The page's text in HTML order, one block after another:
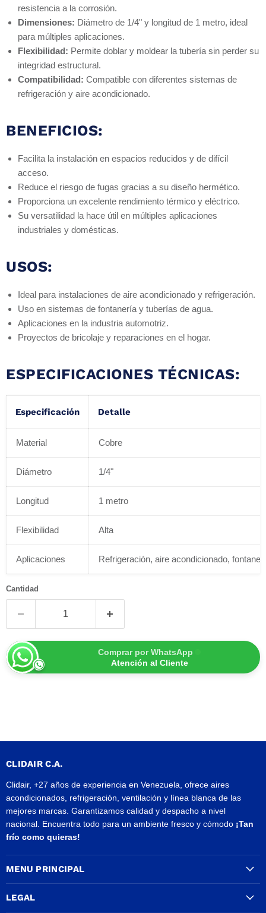
resistencia a la corrosión.
Dimensiones: Diámetro de 1/4" y longitud de 1 metro, ideal
para múltiples aplicaciones.
Flexibilidad: Permite doblar y moldear la tubería sin perder su
integridad estructural.
Compatibilidad: Compatible con diferentes sistemas de
refrigeración y aire acondicionado.
BENEFICIOS:
Facilita la instalación en espacios reducidos y de difícil
acceso.
Reduce el riesgo de fugas gracias a su diseño hermético.
Proporciona un excelente rendimiento térmico y eléctrico.
Su versatilidad la hace útil en múltiples aplicaciones
industriales y domésticas.
USOS:
Ideal para instalaciones de aire acondicionado y refrigeración.
Uso en sistemas de fontanería y tuberías de agua.
Aplicaciones en la industria automotriz.
Proyectos de bricolaje y reparaciones en el hogar.
ESPECIFICACIONES TÉCNICAS:
Especificación Detalle
Material Cobre
Diámetro 1/4"
Longitud 1 metro
Flexibilidad Alta
Aplicaciones Refrigeración, aire acondicionado,
Cantidad
Comprar por WhatsApp
Atención al Cliente
CLIDAIR C.A.
Clidair, +27 años de experiencia en Venezuela, ofrece aires
acondicionados, refrigeración, ventilación y línea blanca de las
mejores marcas. Garantizamos calidad y despacho a nivel
nacional. Encuentra todo para un ambiente fresco y cómodo ¡Tan
frío como quieras!
MENU PRINCIPAL
LEGAL